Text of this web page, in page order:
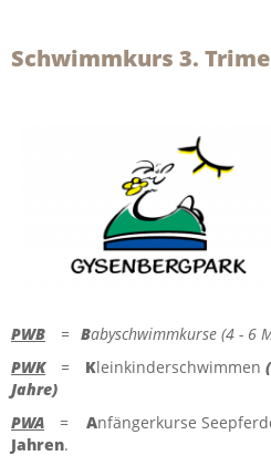
WERTKARTEN
SCHWIMMKURSE
FERIEN-KURSE
ZUR HAUPTSEITE
Schwimmkurs 3.
PWB = Babyschwimmkurse (4 - 6
PWK
= Kleinkinderschwimmen
Jahre)
PWA
= Anfängerkurse
Jahren.